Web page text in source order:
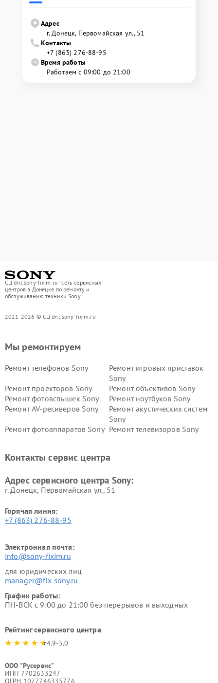
Адрес
г. Донецк, Первомайская ул., 51
Контакты
+7 (863) 276-88-95
Время работы
Работаем с 09:00 до 21:00
СЦ dnt.sony-fixim.ru - сеть сервисных
центров в Донецке по ремонту и
обслуживанию техники Sony
2021-2026 © СЦ dnt.sony-fixim.ru
Мы ремонтируем
Ремонт телефонов Sony
Ремонт игровых приставок
Sony
Ремонт проекторов Sony
Ремонт объективов Sony
Ремонт фотовспышек Sony
Ремонт ноутбуков Sony
Ремонт AV-ресиверов Sony
Ремонт акустических систем
Sony
Ремонт фотоаппаратов Sony Ремонт телевизоров Sony
Контакты сервис центра
Адрес сервисного центра Sony:
г. Донецк, Первомайская ул., 51
Горячая линия:
+7 (863) 276-88-95
Электронная почта:
info@sony-fixim.ru
для юридических лиц
manager@fix-sony.ru
График работы:
ПН-ВСК с 9:00 до 21:00 без перерывов и выходных
Рейтинг сервисного центра
4.9-5.0
ООО "Русервис"
ИНН 7702633247
ОГРН 1077746335776